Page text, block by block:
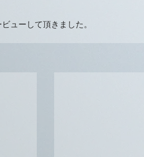
ューして頂きました。